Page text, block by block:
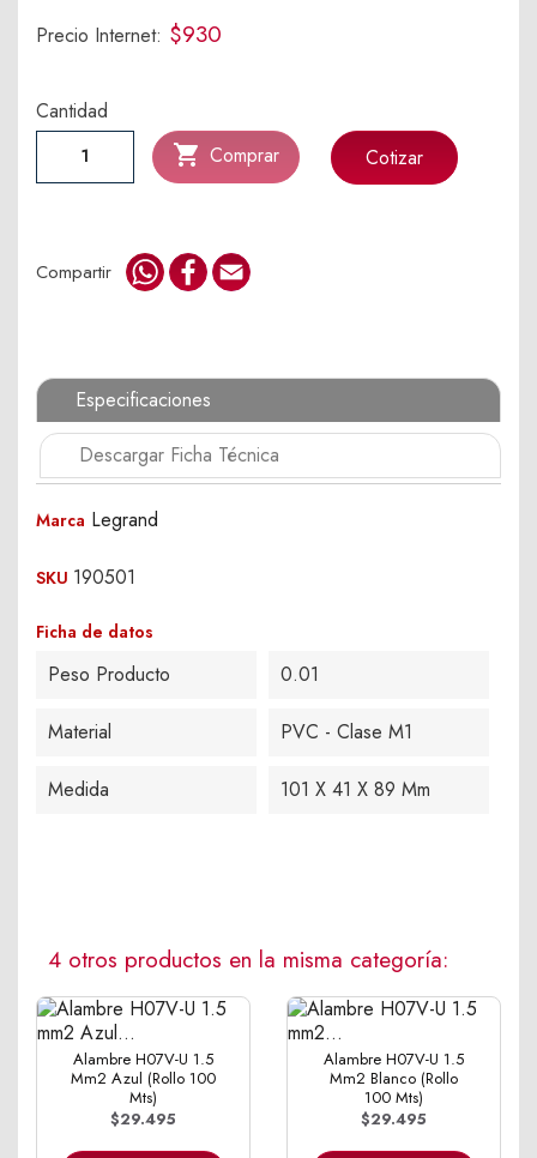
Precio Internet: $930
Cantidad
 Comprar Cotizar
Compartir WhatsApp
Facebook
Especificaciones
Descargar Ficha Técnica
Marca Legrand
SKU 190501
Ficha de datos
Peso Producto 0.01
Material PVC - Clase M1
Medida 101 X 41 X 89 Mm
4 otros productos en la misma categoría:
Alambre H07V-U 1.5
Mm2 Azul (Rollo 100
Mts)
$29.495
Alambre H07V-U 1.5
Mm2 Blanco (Rollo
100 Mts)
$29.495